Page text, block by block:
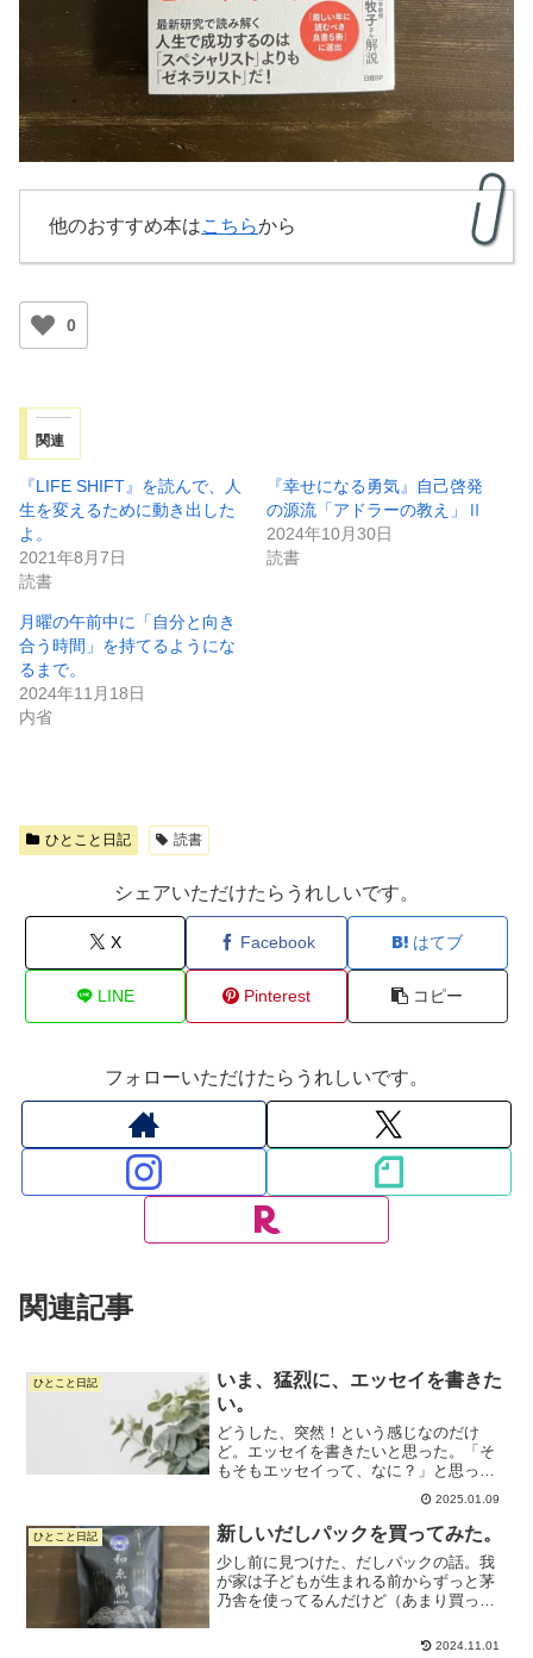
他のおすすめ本はこちらから
0
関連
『LIFE SHIFT』を読んで、人
生を変えるために動き出した
よ。
2021年8月7日
読書
『幸せになる勇気』自己啓発
の源流「アドラーの教え」Ⅱ
2024年10月30日
読書
月曜の午前中に「自分と向き
合う時間」を持てるようにな
るまで。
2024年11月18日
内省
ひとこと日記 読書
シェアいただけたらうれしいです。
X Facebook はてブ
LINE Pinterest コピー
フォローいただけたらうれしいです。
関連記事
ひとこと日記
いま、猛烈に、エッセイを書きた
い。
どうした、突然！という感じなのだけ
ど。エッセイを書きたいと思った。「そ
もそもエッセイって、なに？」と思って
ChatGPTに聞いてみると、めちゃくちゃ
長文が出てきて、ゲンナリした。そうい
うのじゃないんだよ。ひとことで言って
くれよ。…そうか、指...
2025.01.09
ひとこと日記 新しいだしパックを買ってみた。
少し前に見つけた、だしパックの話。我
が家は子どもが生まれる前からずっと茅
乃舎を使ってるんだけど（あまり買って
い）美味しいんだけど、ちょっと飽きて
2024.11.01